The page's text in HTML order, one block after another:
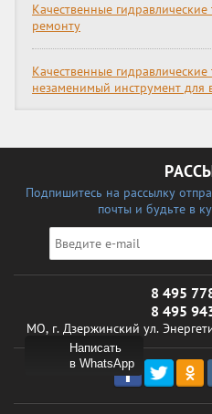
Качественные
ремонту
Качественные
незаменимый инструмент для
Подпишитесь на рассылку
почты и будьте в
8 495
8 495
МО, г. Дзержинский ул.
Написать
в WhatsApp